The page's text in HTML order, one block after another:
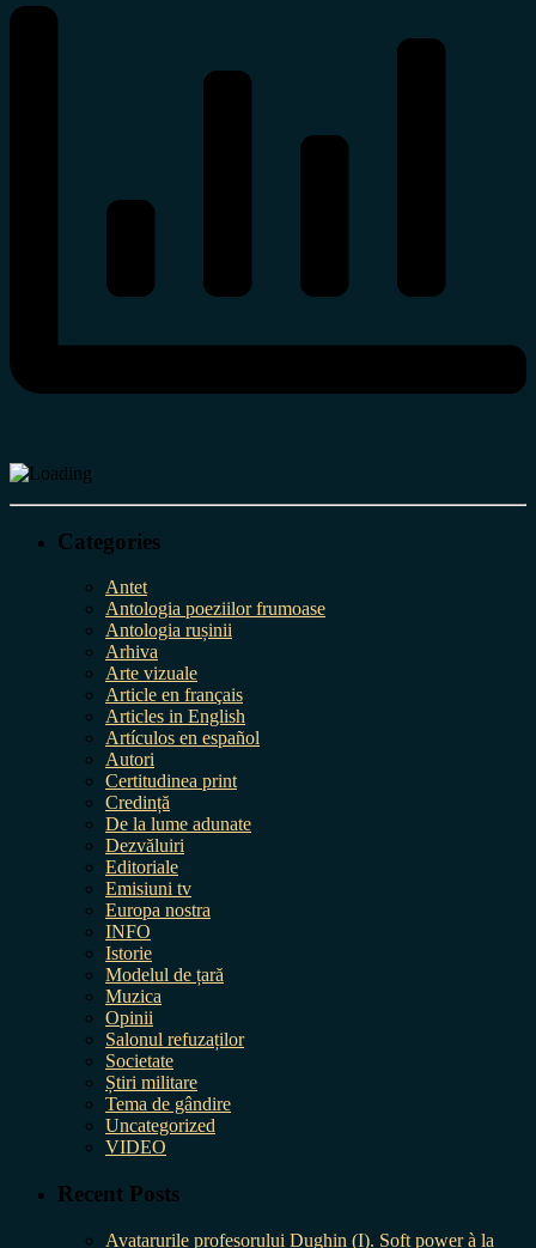
Categories
Antet
Antologia poeziilor frumoase
Antologia rușinii
Arhiva
Arte vizuale
Article en français
Articles in English
Artículos en español
Autori
Certitudinea print
Credință
De la lume adunate
Dezvăluiri
Editoriale
Emisiuni tv
Europa nostra
INFO
Istorie
Modelul de țară
Muzica
Opinii
Salonul refuzaților
Societate
Știri militare
Tema de gândire
Uncategorized
VIDEO
Recent Posts
Avatarurile profesorului Dughin (I). Soft power à la